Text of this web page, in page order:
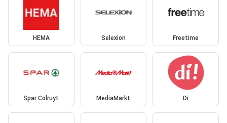
HEMA Selexion Freetime
Spar Colruyt MediaMarkt Di